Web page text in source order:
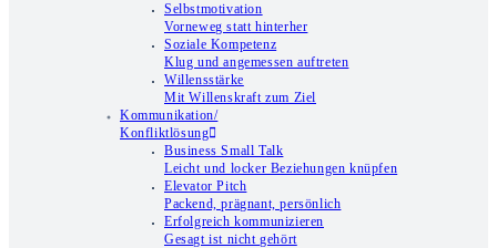
Selbstmotivation
Vorneweg statt hinterher
Soziale Kompetenz
Klug und angemessen auftreten
Willensstärke
Mit Willenskraft zum Ziel
Kommunikation/
Konfliktlösung
Business Small Talk
Leicht und locker Beziehungen knüpfen
Elevator Pitch
Packend, prägnant, persönlich
Erfolgreich kommunizieren
Gesagt ist nicht gehört